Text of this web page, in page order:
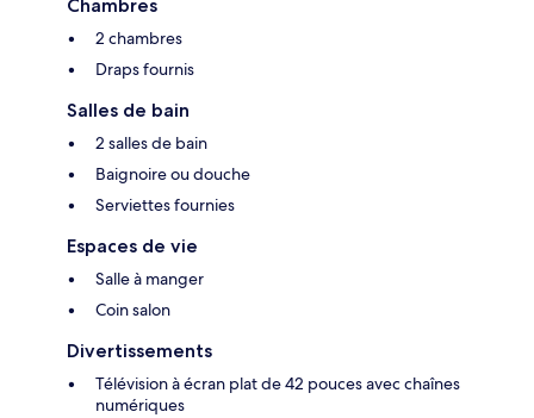
Chambres
2 chambres
Draps fournis
Salles de bain
2 salles de bain
Baignoire ou douche
Serviettes fournies
Espaces de vie
Salle à manger
Coin salon
Divertissements
Télévision à écran plat de 42 pouces avec chaînes
numériques